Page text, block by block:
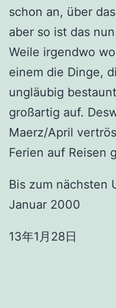
schon an, über
aber so ist das
Weile irgendwo
einem die Dinge,
ungläubig
großartig auf.
Maerz/April
Ferien auf Reisen
Bis zum nächsten
Januar 2000
13年1月28日